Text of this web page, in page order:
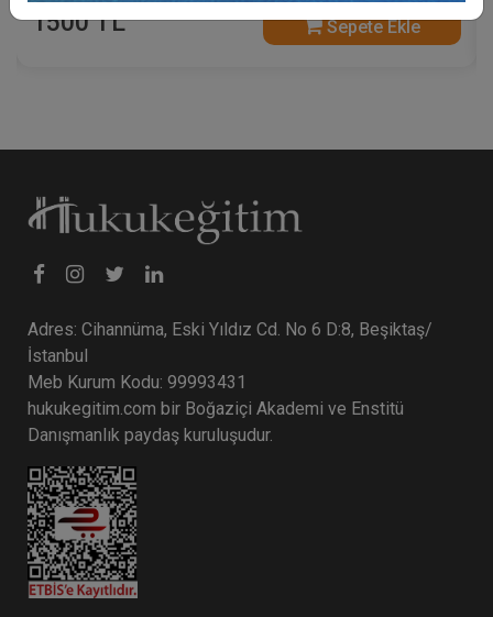
1500 TL Sepete Ekle
Adres: Cihannüma, Eski Yıldız Cd. No 6 D:8, Beşiktaş/
İstanbul
Meb Kurum Kodu: 99993431
hukukegitim.com bir Boğaziçi Akademi ve Enstitü
Danışmanlık paydaş kuruluşudur.